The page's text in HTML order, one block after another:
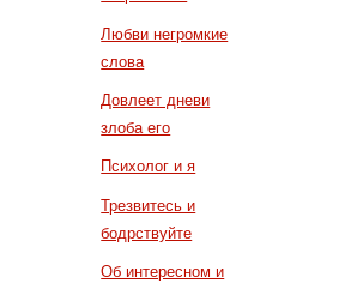
Любви негромкие
слова
Довлеет дневи
злоба его
Психолог и я
Трезвитесь и
бодрствуйте
Об интересном и